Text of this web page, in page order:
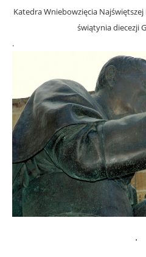
Katedra Wniebowzięcia
świątynia diecezji
.
.